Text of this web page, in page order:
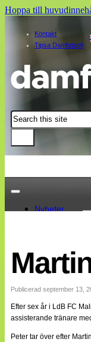
Hoppa till
Kontakt
Tipsa Damfotboll
Sök
Nyheter
Landslaget
EM 2013
Bloggar
Lagen
Webb-TV
Publicerad september 13,
Efter sex år i LdB FC
assisterande tränare
Peter tar över efter